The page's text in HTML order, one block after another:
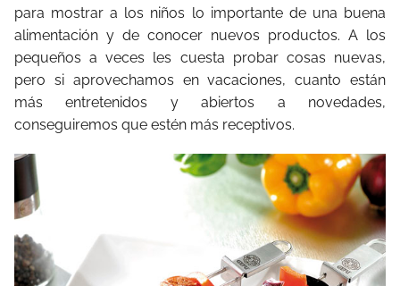
para mostrar a los niños lo importante de una buena
alimentación y de conocer nuevos productos. A los
pequeños a veces les cuesta probar cosas nuevas,
pero si aprovechamos en vacaciones, cuanto están
más entretenidos y abiertos a novedades,
conseguiremos que estén más receptivos.